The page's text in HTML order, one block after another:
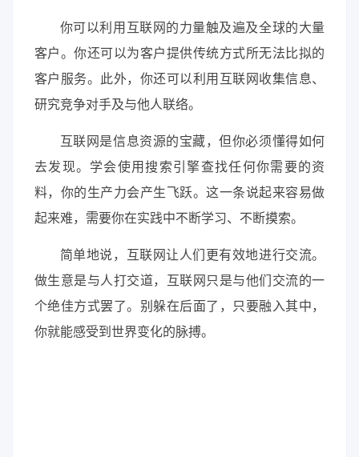
你可以利用互联网的力量触及遍及全球的大量
客户。你还可以为客户提供传统方式所无法比拟的
客户服务。此外，你还可以利用互联网收集信息、
研究竞争对手及与他人联络。
互联网是信息资源的宝藏，但你必须懂得如何
去发现。学会使用搜索引擎查找任何你需要的资
料，你的生产力会产生飞跃。这一条说起来容易做
起来难，需要你在实践中不断学习、不断摸索。
简单地说，互联网让人们更有效地进行交流。
做生意是与人打交道，互联网只是与他们交流的一
个绝佳方式罢了。别躲在后面了，只要融入其中，
你就能感受到世界变化的脉搏。